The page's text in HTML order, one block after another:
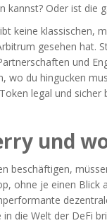
kannst? Oder ist die
keine klassischen,
gesehen hat.
und
wo du hingucken
legal und
und
beschäftigen,
ohne je einen
die Welt der DeFi